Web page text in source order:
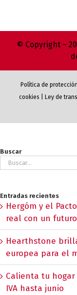
© Copyright –
Política de
cookies
Ley de
Buscar
Buscar:
Entradas recientes
Hergóm y el
real con un
Hearthstone
europea para el
Calienta tu
IVA hasta junio